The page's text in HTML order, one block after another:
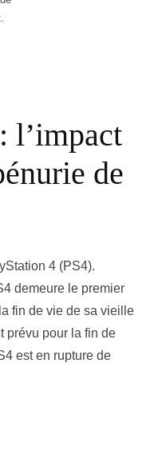
l’impact
de
4 (PS4).
demeure le premier
fin de vie de sa vieille
prévu pour la fin de
est en rupture de